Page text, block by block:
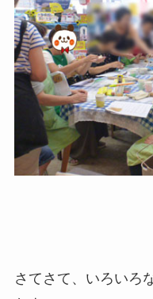
さてさて、いろいろ